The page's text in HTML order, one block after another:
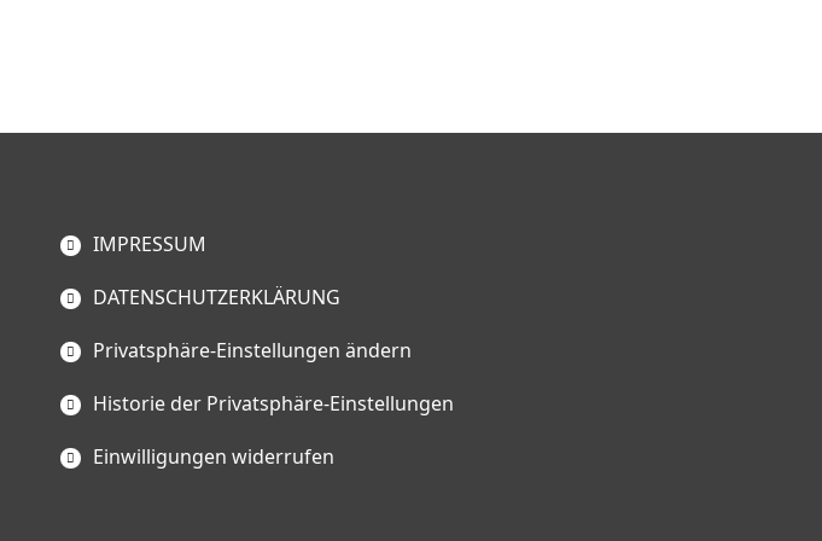
IMPRESSUM
DATENSCHUTZERKLÄRUNG
Privatsphäre-Einstellungen ändern
Historie der Privatsphäre-Einstellungen
Einwilligungen widerrufen